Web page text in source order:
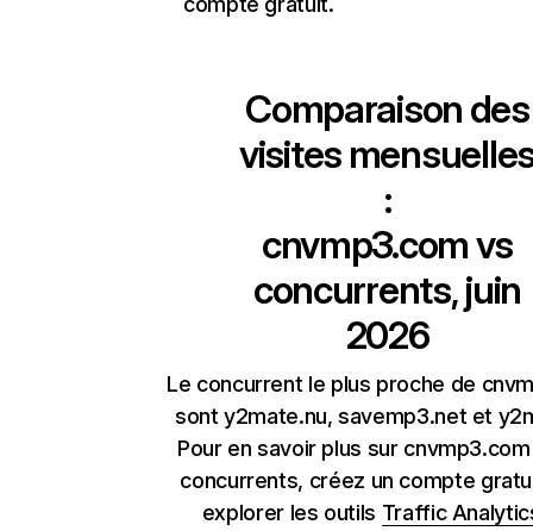
Comparaison des
visites
:
cnvmp3.comvs
concurrents, juin
2026
Le concurrent le plus proche de
sont y2mate.nu, savemp3.net et
Pour en savoir plus sur
concurrents, créez un compte
explorer les outils Traffic